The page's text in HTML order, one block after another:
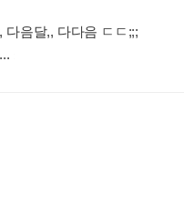
음달,, 다다음 ㄷㄷ;;;